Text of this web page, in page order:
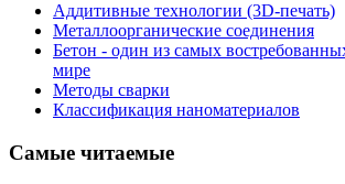
Аддитивные технологии (3D-печать)
Металлоорганические соединения
Бетон - один из самых
мире
Методы сварки
Классификация наноматериалов
Самые читаемые